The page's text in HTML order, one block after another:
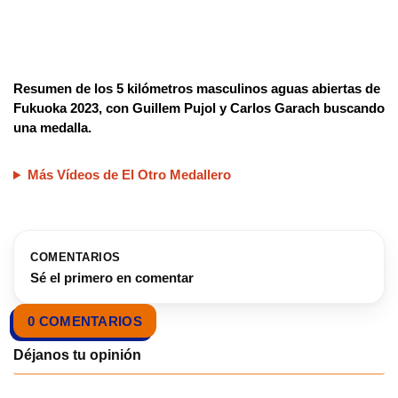
Resumen de los 5 kilómetros masculinos aguas abiertas de
Fukuoka 2023, con Guillem Pujol y Carlos Garach buscando
una medalla.
Más Vídeos de El Otro Medallero
COMENTARIOS
Sé el primero en comentar
0 COMENTARIOS